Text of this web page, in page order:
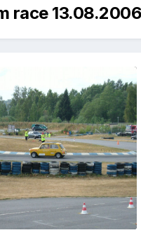
race